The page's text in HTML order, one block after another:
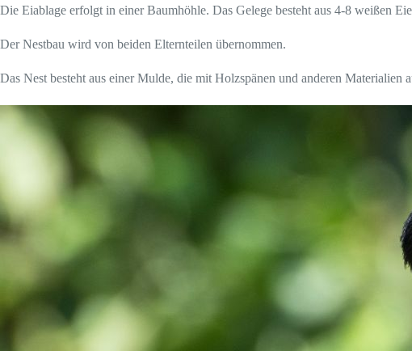
Die Eiablage erfolgt in einer Baumhöhle. Das Gelege besteht aus 4-8 weißen
Der Nestbau wird von beiden Elternteilen übernommen.
Das Nest besteht aus einer Mulde, die mit Holzspänen und anderen Materialien